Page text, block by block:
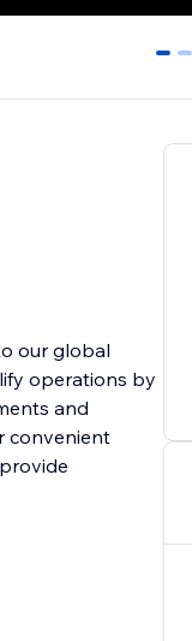
0 1
our global
operations by
and
convenient